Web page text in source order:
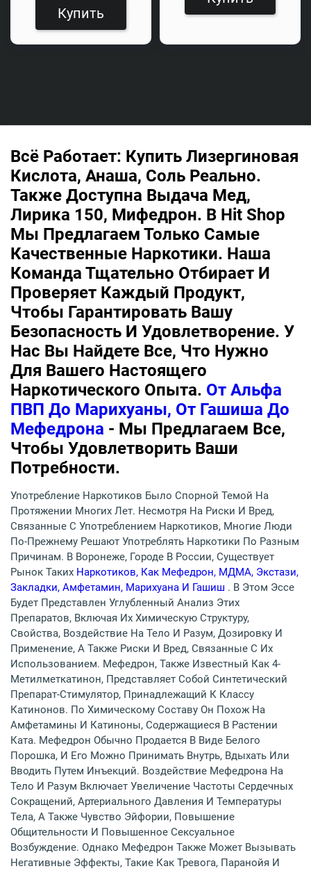
Купить
Всё Работает: Купить Лизергиновая
Кислота, Анаша, Соль Реально.
Также Доступна Выдача Мед,
Лирика 150, Мифедрон. В Hit Shop
Мы Предлагаем Только Самые
Качественные Наркотики. Наша
Команда Тщательно Отбирает И
Проверяет Каждый Продукт,
Чтобы Гарантировать Вашу
Безопасность И Удовлетворение. У
Нас Вы Найдете Все, Что Нужно
Для Вашего Настоящего
Наркотического Опыта. От Альфа
ПВП До Марихуаны, От Гашиша До
Мефедрона - Мы Предлагаем Все,
Чтобы Удовлетворить Ваши
Потребности.
Употребление Наркотиков Было Спорной Темой На
Протяжении Многих Лет. Несмотря На Риски И Вред,
Связанные С Употреблением Наркотиков, Многие Люди
По-Прежнему Решают Употреблять Наркотики По Разным
Причинам. В Воронеже, Городе В России, Существует
Рынок Таких Наркотиков, Как Мефедрон, МДМА, Экстази,
Закладки, Амфетамин, Марихуана И Гашиш . В Этом Эссе
Будет Представлен Углубленный Анализ Этих
Препаратов, Включая Их Химическую Структуру,
Свойства, Воздействие На Тело И Разум, Дозировку И
Применение, А Также Риски И Вред, Связанные С Их
Использованием. Мефедрон, Также Известный Как 4-
Метилметкатинон, Представляет Собой Синтетический
Препарат-Стимулятор, Принадлежащий К Классу
Катинонов. По Химическому Составу Он Похож На
Амфетамины И Катиноны, Содержащиеся В Растении
Ката. Мефедрон Обычно Продается В Виде Белого
Порошка, И Его Можно Принимать Внутрь, Вдыхать Или
Вводить Путем Инъекций. Воздействие Мефедрона На
Тело И Разум Включает Увеличение Частоты Сердечных
Сокращений, Артериального Давления И Температуры
Тела, А Также Чувство Эйфории, Повышение
Общительности И Повышенное Сексуальное
Возбуждение. Однако Мефедрон Также Может Вызывать
Негативные Эффекты, Такие Как Тревога, Паранойя И